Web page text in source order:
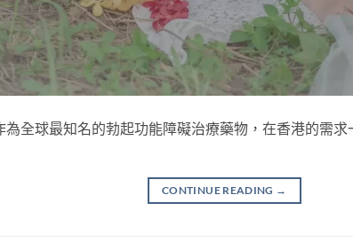
為全球最知名的勃起功能障礙治療藥物，在香港的需
CONTINUE READING →